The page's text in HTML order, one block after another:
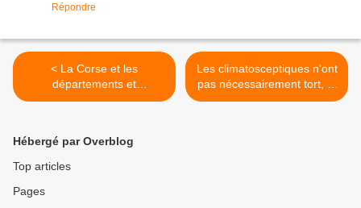
Répondre
< La Corse et les
départements et
collectivités d’Outre-Mer
Les climatosceptiques n'ont
pas nécessairement tort, et
les gens du GIEC sont
Hébergé par Overblog
Top articles
Pages